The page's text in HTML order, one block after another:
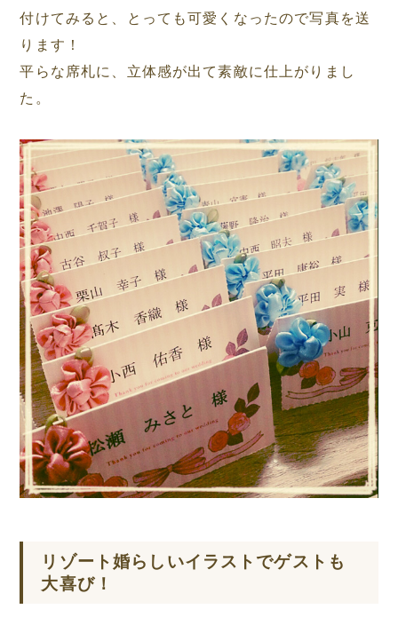
付けてみると、とっても可愛くなったので写真を送
ります！
平らな席札に、立体感が出て素敵に仕上がりまし
た。
リゾート婚らしいイラストでゲストも
大喜び！